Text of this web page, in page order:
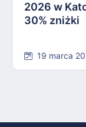
2026 w
30% zniżki
19 marca